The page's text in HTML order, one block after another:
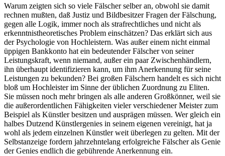
Warum zeigten sich so viele Fälscher selber an, obwohl sie damit
rechnen mußten, daß Justiz und Bildbesitzer Fragen der Fälschung,
gegen alle Logik, immer noch als strafrechtliches und nicht als
erkenntnistheoretisches Problem einschätzen? Das erklärt sich aus
der Psychologie von Hochleistern. Was außer einem nicht einmal
üppigen Bankkonto hat ein bedeutender Fälscher von seiner
Leistungskraft, wenn niemand, außer ein paar Zwischenhändlern,
ihn überhaupt identifizieren kann, um ihm Anerkennung für seine
Leistungen zu bekunden? Bei großen Fälschern handelt es sich nicht
bloß um Hochleister im Sinne der üblichen Zuordnung zu Eliten.
Sie müssen noch mehr bringen als alle anderen Großkönner, weil sie
die außerordentlichen Fähigkeiten vieler verschiedener Meister zum
Beispiel als Künstler besitzen und ausprägen müssen. Wer gleich ein
halbes Dutzend Künstlergenies in seinem eigenen vereinigt, hat ja
wohl als jedem einzelnen Künstler weit überlegen zu gelten. Mit der
Selbstanzeige fordern jahrzehntelang erfolgreiche Fälscher als Genie
der Genies endlich die gebührende Anerkennung ein.